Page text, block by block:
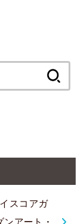
スコアガ
アート・